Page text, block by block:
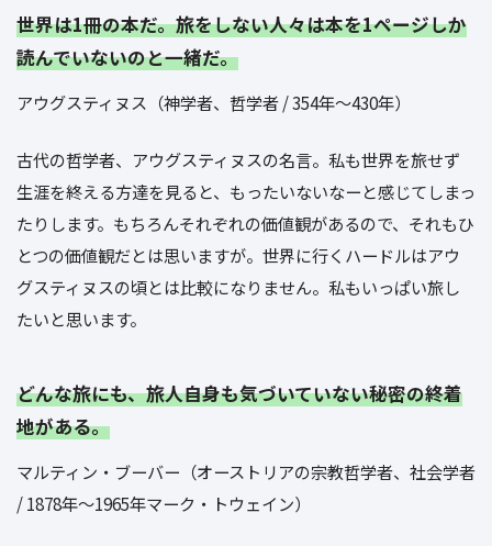
世界は1冊の本だ。旅をしない人々は本を1ページしか
読んでいないのと一緒だ。
アウグスティヌス（神学者、哲学者 / 354年〜430年）
古代の哲学者、アウグスティヌスの名言。私も世界を旅せず
生涯を終える方達を見ると、もったいないなーと感じてしまっ
たりします。もちろんそれぞれの価値観があるので、それもひ
とつの価値観だとは思いますが。世界に行くハードルはアウ
グスティヌスの頃とは比較になりません。私もいっぱい旅し
たいと思います。
どんな旅にも、旅人自身も気づいていない秘密の終着
地がある。
マルティン・ブーバー（オーストリアの宗教哲学者、社会学者
/ 1878年〜1965年マーク・トウェイン）